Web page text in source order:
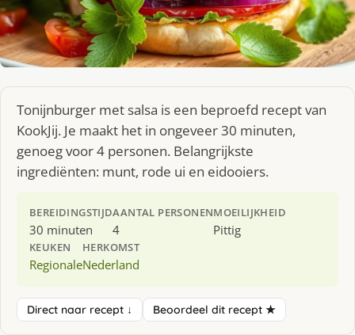
Tonijnburger met salsa is een beproefd recept van
KookJij. Je maakt het in ongeveer 30 minuten,
genoeg voor 4 personen. Belangrijkste
ingrediënten: munt, rode ui en eidooiers.
BEREIDINGSTIJD
30 minuten
AANTAL PERSONEN
4
MOEILIJKHEID
Pittig
KEUKEN
Regionale
HERKOMST
Nederland
Direct naar recept ↓ Beoordeel dit recept ★